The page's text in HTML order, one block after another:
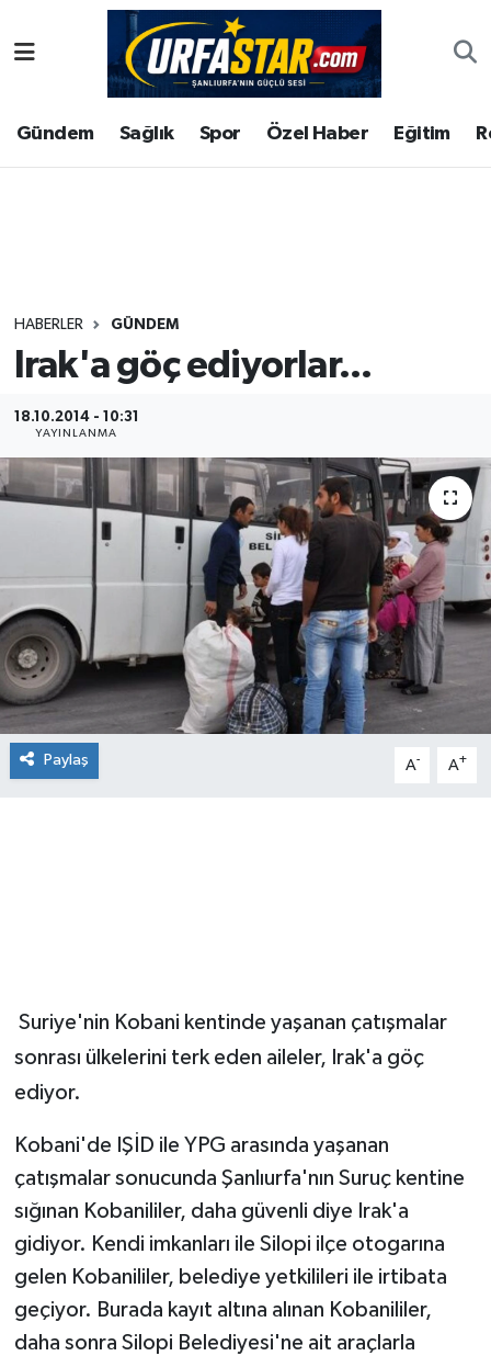
Gündem Sağlık Spor Özel Haber Eğitim
HABERLER GÜNDEM
Irak'a göç ediyorlar...
18.10.2014 - 10:31
YAYINLANMA
Paylaş A- A+
Suriye'nin Kobani kentinde yaşanan çatışmalar
sonrası ülkelerini terk eden aileler, Irak'a göç
ediyor.
Kobani'de IŞİD ile YPG arasında yaşanan
çatışmalar sonucunda Şanlıurfa'nın Suruç kentine
sığınan Kobanililer, daha güvenli diye Irak'a
gidiyor. Kendi imkanları ile Silopi ilçe otogarına
gelen Kobanililer, belediye yetkilileri ile irtibata
geçiyor. Burada kayıt altına alınan Kobanililer,
daha sonra Silopi Belediyesi'ne ait araçlarla
ASAYİS
ÇEVRE
Gündem
Kültür
Magazin
Şanlıurfa Nöbetçi Eczaneler
Şanlıurfa Hava Durumu
Tüm Manşetler
Son Dakika Haberleri
Haber Arşivi